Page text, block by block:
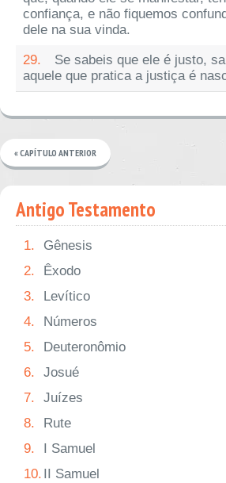
confiança, e não fiquemos
dele na sua vinda.
29.
Se sabeis que ele é justo,
aquele que pratica a justiça é
« CAPÍTULO ANTERIOR
Antigo Testamento
1.
Gênesis
2.
Êxodo
3.
Levítico
4.
Números
5.
Deuteronômio
6.
Josué
7.
Juízes
8.
Rute
9.
I Samuel
10. II Samuel